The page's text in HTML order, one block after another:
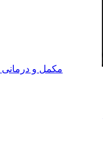
مکمل و